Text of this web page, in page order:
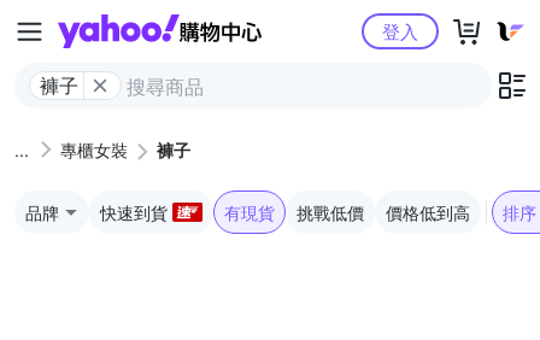
Yahoo購物中心
褲子
登入
專櫃女裝 褲子
品牌 快速到貨 有現貨 挑戰低價 價格低到高 排序